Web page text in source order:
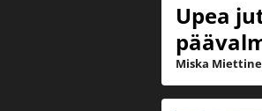
Upea
Miska